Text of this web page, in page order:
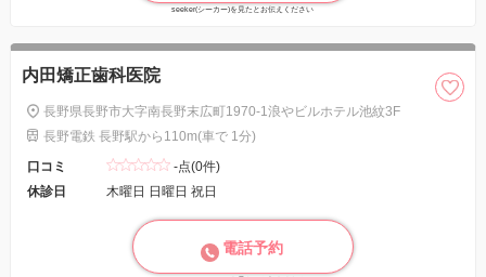
seeker(シーカー)を見たとお伝えください
内田矯正歯科医院
長野県長野市大字南長野末広町1970-1浪やビルホテル池紋3F
長野電鉄 長野駅から110m(車で 1分)
口コミ
-点(0件)
休診日
木曜日 日曜日 祝日
電話予約